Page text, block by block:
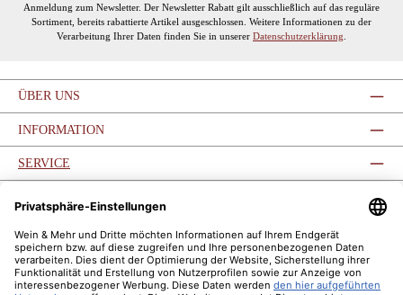
Anmeldung zum Newsletter. Der Newsletter Rabatt gilt ausschließlich auf das reguläre
Sortiment, bereits rabattierte Artikel ausgeschlossen. Weitere Informationen zu der
Verarbeitung Ihrer Daten finden Sie in unserer Datenschutzerklärung.
ÜBER UNS
INFORMATION
SERVICE
UNSERE COMMUNITIES
ZAHLUNGSARTEN